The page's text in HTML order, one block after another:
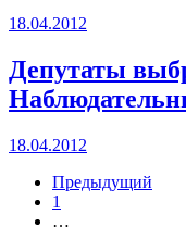
18.04.2012
Депутаты
18.04.2012
Предыдущий
1
…